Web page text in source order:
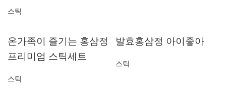
스틱
온가족이 즐기는 홍삼정
프리미엄 스틱세트
스틱
발효홍삼정 아이좋아
스틱